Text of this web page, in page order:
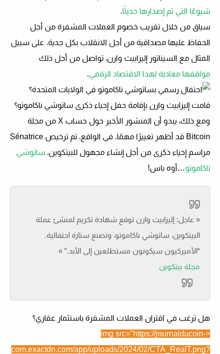
شيوعًا التي تم إصدارها حديثًا.
سياق من خلال تقريب خصوم العملات المشفرة من أجل
الحفاظ عليها مصداقية من أجل الانقلاب بكل جدية. على سبيل
المثال مع السيناتور إليزابيث وارن، تواصل من أجل ذلك
مواقفها معادية لهذا الاقتصاد الرقمي.
قامت إليزابيث وارن بإقامة حفل إحياء ذكرى ساتوشي ناكاموتو؟
ومع ذلك، يبدو أن المنشور الأخير حول حساب X من مجلة
Bitcoin قد أظهر تغييرًا مهمًا. في الواقع، تم ترخيص Sénatrice
مراسم إحياء ذكرى من أجل إنشاء مجهول للبيتكوين، ساتوشي
ناكاموتو…أوه باس!
« عاجل: إليزابيث وارن توقع شهادة تكريم لمنشئ عملة
البيتكوين، ساتوشي ناكاموتو، وتصنع ستارة احتفالية.
“الأميركيون سيكونون مستطلعين إلى الأبد.” »
مجلة بيتكوين
هل ترغب في اقتران العملات المشفرة باستثمار عقاري؟
<img src="https://journalducoin-
com.exactdn.com/app/uploads/2024/02/CTA_RealT.png?